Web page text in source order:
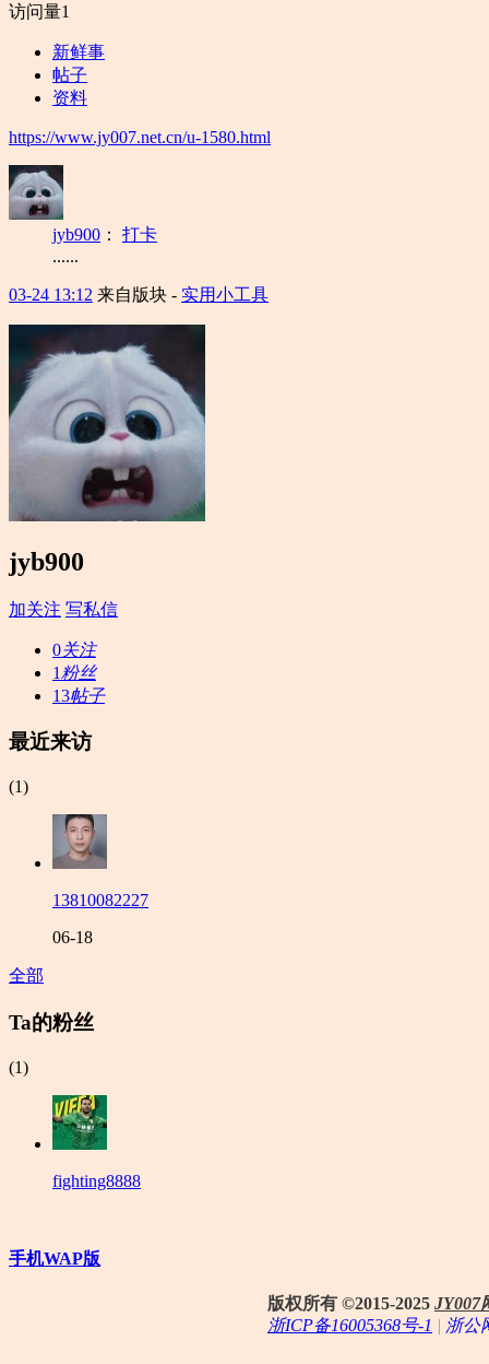
访问量1
新鲜事
帖子
资料
https://www.jy007.net.cn/u-1580.html
jyb900 ： 打卡
......
03-24 13:12 来自版块 - 实用小工具
jyb900
加关注 写私信
0关注
1 粉丝
13帖子
最近来访
(1)
13810082227
06-18
全部
Ta的粉丝
(1)
fighting8888
手机WAP版
版权所有 ©2015-2025 JY007
浙ICP备16005368号-1 | 浙公